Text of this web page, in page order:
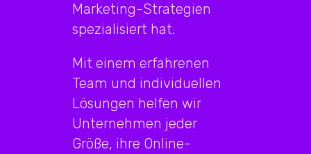
Marketing-Strategien
spezialisiert hat.
Mit einem erfahrenen
Team und individuellen
Lösungen helfen wir
Unternehmen jeder
Größe, ihre Online-